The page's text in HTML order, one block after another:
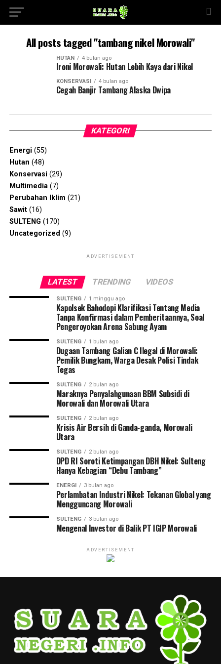
All posts tagged "tambang nikel Morowali"
HUTAN 4 bulan ago
Ironi Morowali: Hutan Lebih Kaya dari Nikel
KONSERVASI 4 bulan ago
Cegah Banjir Tambang Alaska Dwipa
KATEGORI
Energi (55)
Hutan (48)
Konservasi (29)
Multimedia(7)
Perubahan Iklim (21)
Sawit(16)
SULTENG (170)
Uncategorized (9)
ADVERTISEMENT
LATEST TRENDING VIDEOS
SULTENG 1 minggu ago
Kapolsek Bahodopi Klarifikasi Tentang Media
Tanpa Konfirmasi dalam Pemberitaannya, Soal
Pengeroyokan Arena Sabung Ayam
SULTENG 1 bulan ago
Dugaan Tambang Galian C Ilegal di Morowali:
Pemilik Bungkam, Warga Desak Polisi Tindak
Tegas
SULTENG 2 bulan ago
Maraknya Penyalahgunaan BBM Subsidi di
Morowali dan Morowali Utara
SULTENG 2 bulan ago
Krisis Air Bersih di Ganda-ganda, Morowali
Utara
SULTENG 2 bulan ago
DPD RI Soroti Ketimpangan DBH Nikel: Sulteng
Hanya Kebagian “Debu Tambang”
ENERGI 3 bulan ago
Perlambatan Industri Nikel: Tekanan Global yang
Mengguncang Morowali
SULTENG 3 bulan ago
Mengenal Investor di Balik PT IGIP Morowali
ADVERTISEMENT